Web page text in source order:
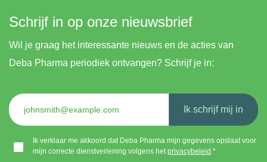
Ik schrijf mij in
Ik verklaar me akkoord dat Deba Pharma mijn gegevens opslaat voor
mijn correcte dienstverlening volgens hetprivacybeleid .*
Schrijf in op onze nieuwsbrief
Wil je graag het interessante nieuws en de acties van
Deba Pharma periodiek ontvangen? Schrijf je in: